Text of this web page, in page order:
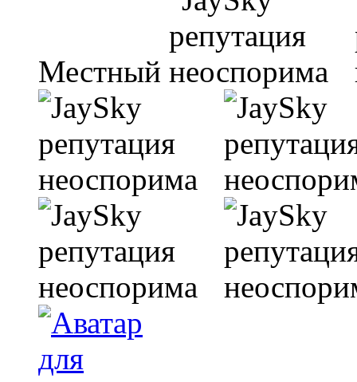
Местный